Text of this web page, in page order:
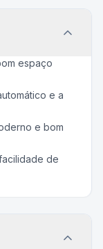
espaço
e a
e bom
de